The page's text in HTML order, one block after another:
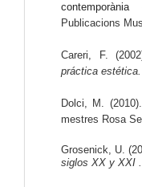
Publicacions
Careri, F.
práctica estética.
Dolci, M. (2010).
mestres Rosa
Grosenick, U.
siglos XX y XXI .